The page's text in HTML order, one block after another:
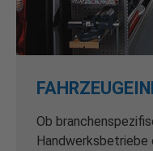
Ob
Handwerksbetriebe